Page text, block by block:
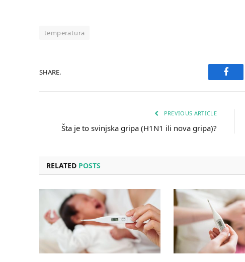
temperatura
SHARE.
PREVIOUS ARTICLE
Šta je to svinjska gripa (H1N1 ili nova gripa)?
RELATED POSTS